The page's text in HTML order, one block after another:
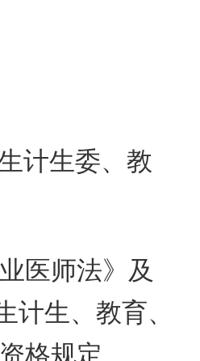
计生委、教
医师法》及
生、教育、
资格规定